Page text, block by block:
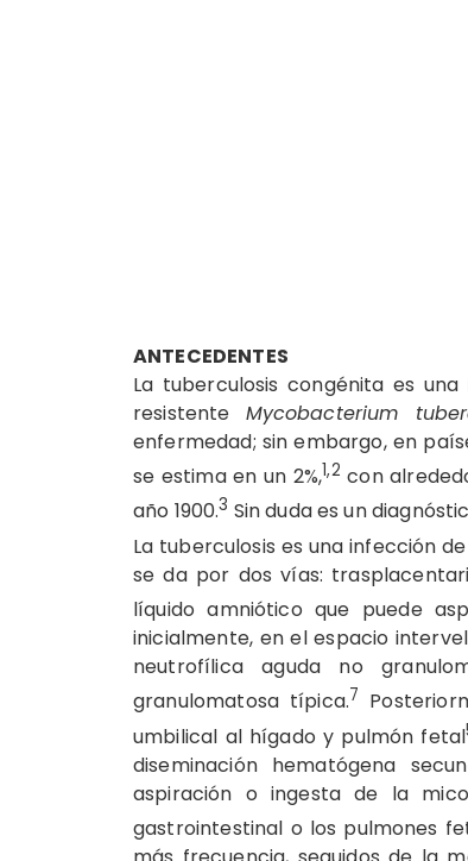
ANTECEDENTES
La tuberculosis congénita es
resistente Mycobacterium
enfermedad; sin embargo, en
se estima en un 2%,1,2 con
año 1900.3 Sin duda es un
La tuberculosis es una infección
se da por dos vías:
líquido amniótico que puede
inicialmente, en el espacio
neutrofílica aguda no
granulomatosa típica.7
umbilical al hígado y pulmón fetal
diseminación hematógena
aspiración o ingesta de la
gastrointestinal o los pulmones